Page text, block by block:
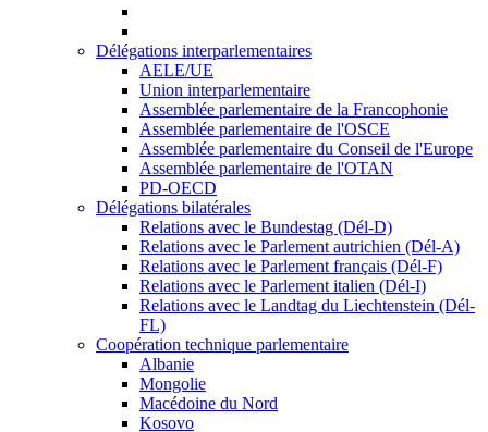
Délégations interparlementaires
AELE/UE
Union interparlementaire
Assemblée parlementaire de la Francophonie
Assemblée parlementaire de l'OSCE
Assemblée parlementaire du Conseil de l'Europe
Assemblée parlementaire de l'OTAN
PD-OECD
Délégations bilatérales
Relations avec le Bundestag (Dél-D)
Relations avec le Parlement autrichien (Dél-A)
Relations avec le Parlement français (Dél-F)
Relations avec le Parlement italien (Dél-I)
Relations avec le Landtag du Liechtenstein (Dél-
FL)
Coopération technique parlementaire
Albanie
Mongolie
Macédoine du Nord
Kosovo